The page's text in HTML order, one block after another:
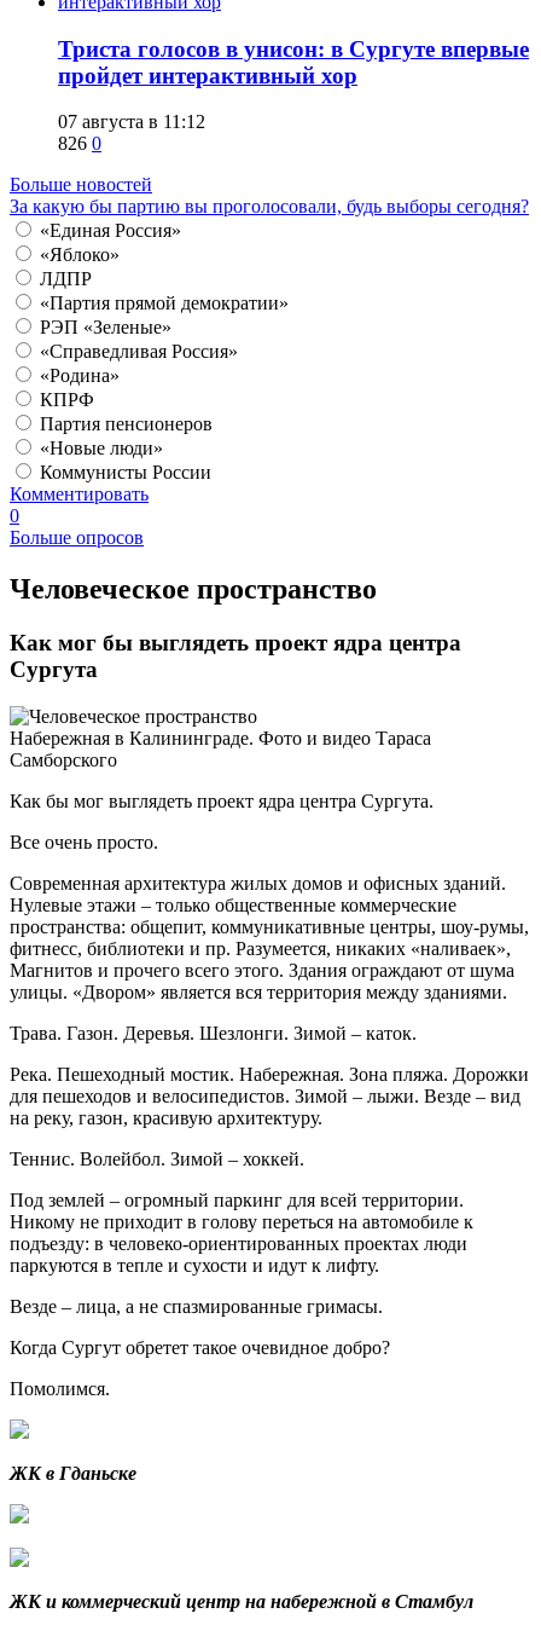
​Триста голосов в унисон: в Сургуте впервые
пройдет интерактивный хор
07 августа в 11:12
826 0
Больше новостей
За какую бы партию вы проголосовали, будь выборы сегодня?
«Единая Россия»
«Яблоко»
ЛДПР
«Партия прямой демократии»
РЭП «Зеленые»
«Справедливая Россия»
«Родина»
КПРФ
Партия пенсионеров
«Новые люди»
Коммунисты России
Комментировать
0
Больше опросов
​Человеческое пространство
Как мог бы выглядеть проект ядра центра
Сургута
Набережная в Калининграде. Фото и видео Тараса
Самборского
Как бы мог выглядеть проект ядра центра Сургута.
Все очень просто.
Современная архитектура жилых домов и офисных зданий.
Нулевые этажи – только общественные коммерческие
пространства: общепит, коммуникативные центры, шоу-румы,
фитнесс, библиотеки и пр. Разумеется, никаких «наливаек»,
Магнитов и прочего всего этого. Здания ограждают от шума
улицы. «Двором» является вся территория между зданиями.
Трава. Газон. Деревья. Шезлонги. Зимой – каток.
Река. Пешеходный мостик. Набережная. Зона пляжа. Дорожки
для пешеходов и велосипедистов. Зимой – лыжи. Везде – вид
на реку, газон, красивую архитектуру.
Теннис. Волейбол. Зимой – хоккей.
Под землей – огромный паркинг для всей территории.
Никому не приходит в голову переться на автомобиле к
подъезду: в человеко-ориентированных проектах люди
паркуются в тепле и сухости и идут к лифту.
Везде – лица, а не спазмированные гримасы.
Когда Сургут обретет такое очевидное добро?
Помолимся.
ЖК в Гданьске
ЖК и коммерческий центр на набережной в Стамбул